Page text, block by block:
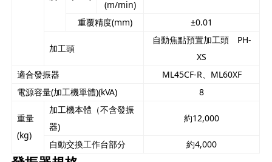
(m/min)
重覆精度(mm) ±0.01
加工頭
自動焦點預置加工頭 PH-
XS
適合發振器
ML45CF-R、ML60XF
電源容量(加工機單體)(kVA)
8
重量
(kg)
加工機本體（不含發振
器)
約12,000
自動交換工作台部分 約4,000